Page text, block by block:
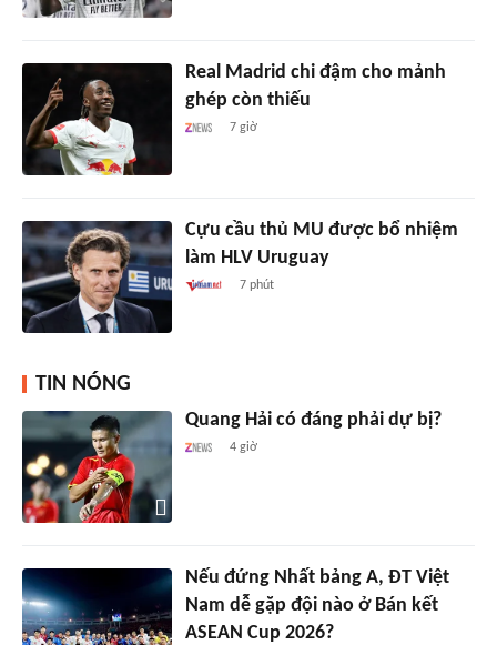
Real Madrid chi đậm cho mảnh
ghép còn thiếu
7 giờ
Cựu cầu thủ MU được bổ nhiệm
làm HLV Uruguay
7 phút
TIN NÓNG
Quang Hải có đáng phải dự bị?
4 giờ
Nếu đứng Nhất bảng A, ĐT Việt
Nam dễ gặp đội nào ở Bán kết
ASEAN Cup 2026?